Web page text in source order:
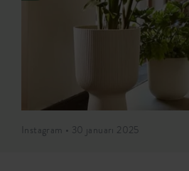
Instagram • 30 januari 2025